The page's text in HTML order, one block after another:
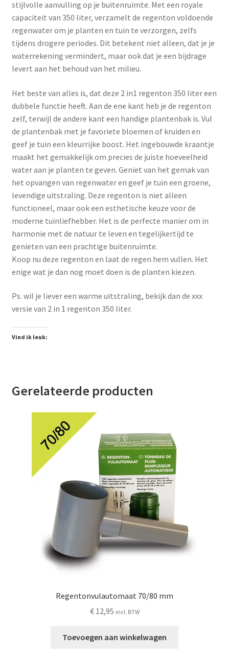
stijlvolle aanvulling op je buitenruimte. Met een royale
capaciteit van 350 liter, verzamelt de regenton voldoende
regenwater om je planten en tuin te verzorgen, zelfs
tijdens drogere periodes. Dit betekent niet alleen, dat je je
waterrekening vermindert, maar ook dat je een bijdrage
levert aan het behoud van het milieu.
Het beste van alles is, dat deze 2 in1 regenton 350 liter een
dubbele functie heeft. Aan de ene kant heb je de regenton
zelf, terwijl de andere kant een handige plantenbak is. Vul
de plantenbak met je favoriete bloemen of kruiden en
geef je tuin een kleurrijke boost. Het ingebouwde kraantje
maakt het gemakkelijk om precies de juiste hoeveelheid
water aan je planten te geven. Geniet van het gemak van
het opvangen van regenwater en geef je tuin een groene,
levendige uitstraling. Deze regenton is niet alleen
functioneel, maar ook een esthetische keuze voor de
moderne tuinliefhebber. Het is de perfecte manier om in
harmonie met de natuur te leven en tegelijkertijd te
genieten van een prachtige buitenruimte.
Koop nu deze regenton en laat de regen hem vullen. Het
enige wat je dan nog moet doen is de planten kiezen.
Ps. wil je liever een warme uitstraling, bekijk dan de xxx
versie van 2 in 1 regenton 350 liter.
Vind ik leuk:
Gerelateerde producten
Regentonvulautomaat 70/80 mm
€12,95 incl. BTW
Toevoegen aan winkelwagen